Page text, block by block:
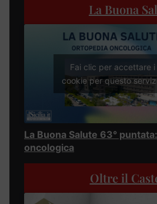
La Buona
Fai clic per accettare i
cookie per questo
La Buona Salute 63°
oncologica
Oltre il